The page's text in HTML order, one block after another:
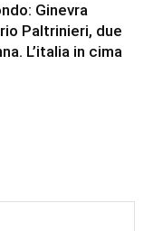
Ginevra
Paltrinieri, due
L’italia in cima